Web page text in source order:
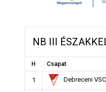
NB III
H Csapat
1 Debreceni